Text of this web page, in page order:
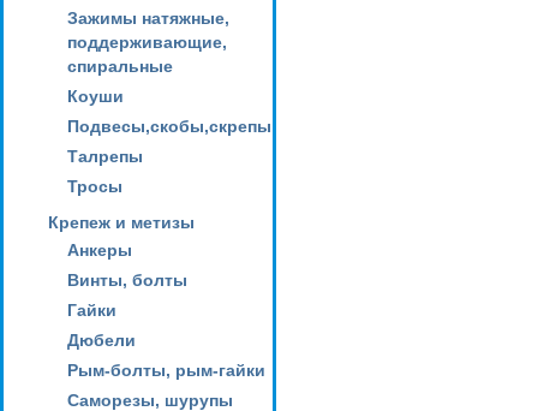
Зажимы натяжные,
поддерживающие,
спиральные
Коуши
Подвесы,скобы,скрепы
Талрепы
Тросы
Крепеж и метизы
Анкеры
Винты, болты
Гайки
Дюбели
Рым-болты, рым-гайки
Саморезы, шурупы